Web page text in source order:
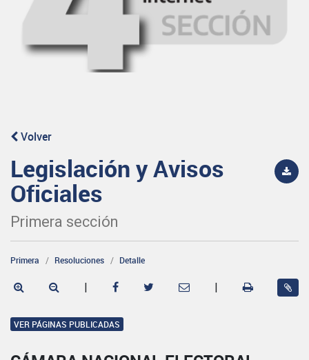
Volver
Legislación y Avisos
Oficiales
Primera sección
Primera Resoluciones Detalle
| |
VER PÁGINAS PUBLICADAS